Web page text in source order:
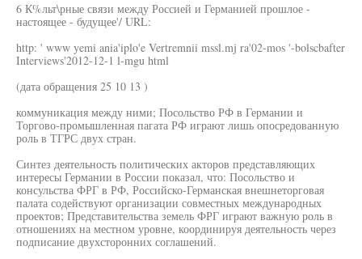
6 К%льт\рные связи между Россией и Германией прошлое -
настоящее - будущее'/ URL:
http: ' www yemi ania'iplo'e Vertremnii mssl.mj ra'02-mos '-bolscbafter
Interviews'2012-12-1 l-mgu html
(дата обращения 25 10 13 )
коммуникация между ними; Посольство РФ в Германии и
Торгово-промышленная пагата РФ играют лишь опосредованную
роль в ТГРС двух стран.
Синтез деятельность политических акторов представляющих
интересы Германии в России показал, что: Посольство и
консульства ФРГ в РФ, Российско-Германская внешнеторговая
палата содействуют организации совместных международных
проектов; Представительства земель ФРГ играют важную роль в
отношениях на местном уровне, координируя деятельность через
подписание двухсторонних соглашений.